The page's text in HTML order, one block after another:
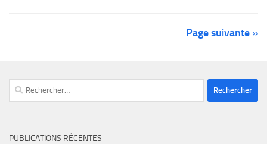
Page suivante »
Rechercher :
PUBLICATIONS RÉCENTES